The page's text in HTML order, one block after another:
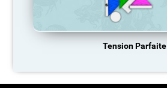
Tension Parfaite